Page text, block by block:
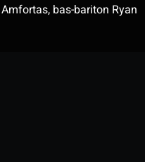
bas-bariton Ryan